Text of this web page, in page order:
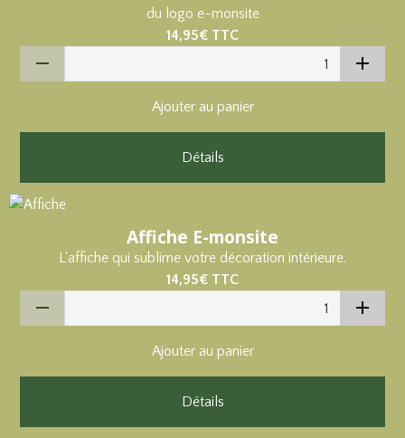
du logo e-monsite
14,95€ TTC
Ajouter au panier
Détails
Affiche E-monsite
L'affiche qui sublime votre décoration intérieure.
14,95€ TTC
Ajouter au panier
Détails